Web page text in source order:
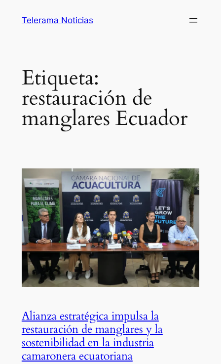
Telerama Noticias
Etiqueta:
restauración de
manglares Ecuador
Alianza estratégica impulsa la
restauración de manglares y la
sostenibilidad en la industria
camaronera ecuatoriana